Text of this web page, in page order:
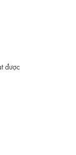
được